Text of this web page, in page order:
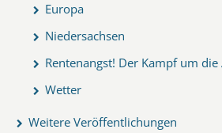
Europa
Niedersachsen
Rentenangst! Der Kampf um
Wetter
Weitere Veröffentlichungen